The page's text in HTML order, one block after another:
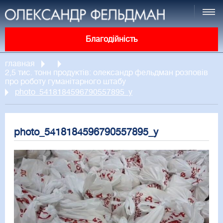
Благодійність
главная
2,5 тис. тонн продуктів: олександр фельдман розповів
про роботу гуманітарного штабу
photo_5418184596790557895_y
photo_5418184596790557895_y